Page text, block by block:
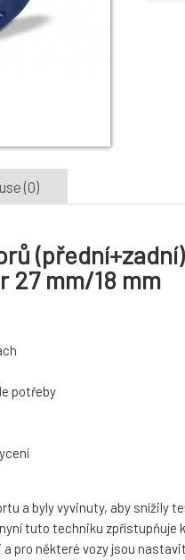
(0)
27 mm/18 mm
potřeby
a byly vyvinuty, aby snížily
tuto techniku zpřístupňuje
pro některé vozy jsou